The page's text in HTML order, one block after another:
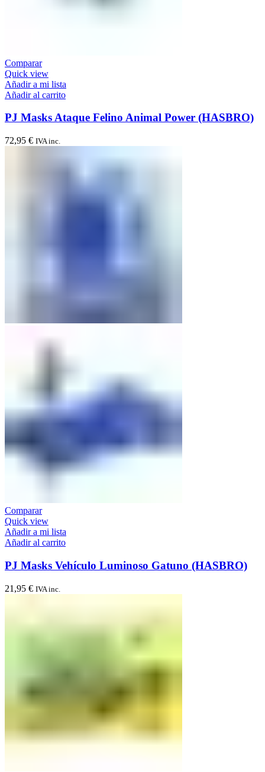
Comparar
Quick view
Añadir a mi lista
Añadir al carrito
PJ Masks Ataque Felino Animal Power (HASBRO)
72,95 € IVA inc.
Comparar
Quick view
Añadir a mi lista
Añadir al carrito
PJ Masks Vehículo Luminoso Gatuno (HASBRO)
21,95 € IVA inc.